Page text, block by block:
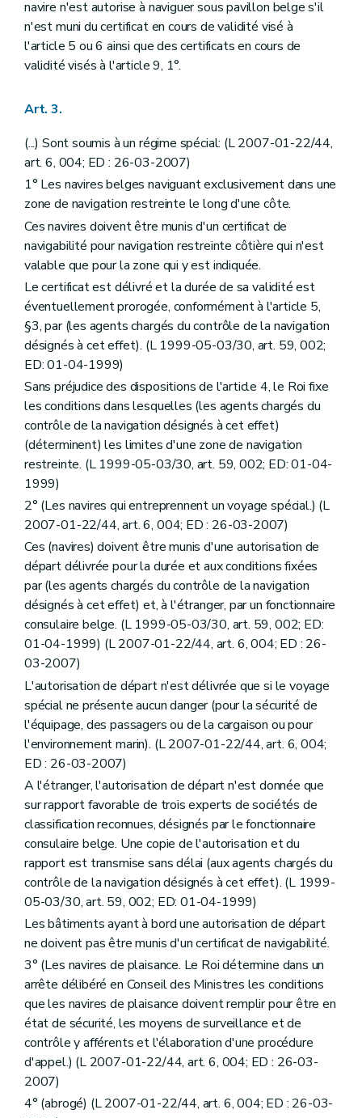
navire n'est autorise à naviguer sous pavillon belge s'il
n'est muni du certificat en cours de validité visé à
l'article 5 ou 6 ainsi que des certificats en cours de
validité visés à l'article 9, 1°.
Art. 3.
(...) Sont soumis à un régime spécial: (L 2007-01-22/44,
art. 6, 004; ED : 26-03-2007)
1° Les navires belges naviguant exclusivement dans une
zone de navigation restreinte le long d'une côte.
Ces navires doivent être munis d'un certificat de
navigabilité pour navigation restreinte côtière qui n'est
valable que pour la zone qui y est indiquée.
Le certificat est délivré et la durée de sa validité est
éventuellement prorogée, conformément à l'article 5,
§3, par (les agents chargés du contrôle de la navigation
désignés à cet effet). (L 1999-05-03/30, art. 59, 002;
ED: 01-04-1999)
Sans préjudice des dispositions de l'article 4, le Roi fixe
les conditions dans lesquelles (les agents chargés du
contrôle de la navigation désignés à cet effet)
(déterminent) les limites d'une zone de navigation
restreinte. (L 1999-05-03/30, art. 59, 002; ED: 01-04-
1999)
2° (Les navires qui entreprennent un voyage spécial.) (L
2007-01-22/44, art. 6, 004; ED : 26-03-2007)
Ces (navires) doivent être munis d'une autorisation de
départ délivrée pour la durée et aux conditions fixées
par (les agents chargés du contrôle de la navigation
désignés à cet effet) et, à l'étranger, par un fonctionnaire
consulaire belge. (L 1999-05-03/30, art. 59, 002; ED:
01-04-1999) (L 2007-01-22/44, art. 6, 004; ED : 26-
03-2007)
L'autorisation de départ n'est délivrée que si le voyage
spécial ne présente aucun danger (pour la sécurité de
l'équipage, des passagers ou de la cargaison ou pour
l'environnement marin). (L 2007-01-22/44, art. 6, 004;
ED : 26-03-2007)
A l'étranger, l'autorisation de départ n'est donnée que
sur rapport favorable de trois experts de sociétés de
classification reconnues, désignés par le fonctionnaire
consulaire belge. Une copie de l'autorisation et du
rapport est transmise sans délai (aux agents chargés du
contrôle de la navigation désignés à cet effet). (L 1999-
05-03/30, art. 59, 002; ED: 01-04-1999)
Les bâtiments ayant à bord une autorisation de départ
ne doivent pas être munis d'un certificat de navigabilité.
3° (Les navires de plaisance. Le Roi détermine dans un
arrête délibéré en Conseil des Ministres les conditions
que les navires de plaisance doivent remplir pour être en
état de sécurité, les moyens de surveillance et de
contrôle y afférents et l'élaboration d'une procédure
d'appel.) (L 2007-01-22/44, art. 6, 004; ED : 26-03-
2007)
4° (abrogé) (L 2007-01-22/44, art. 6, 004; ED : 26-03-